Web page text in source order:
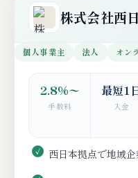
株式会社西
個人事業主 法人 オン
2.8%〜
手数料
最短1
入金
西日本拠点で地域